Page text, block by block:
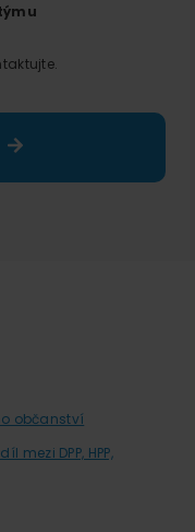
občanství
DPP, HPP,